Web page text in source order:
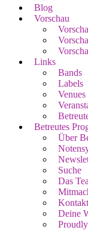
Blog
Vorschau
Links
Bands
Labels
Venues
Betreutes
Über
Suche
Das
Kontakt
Deine